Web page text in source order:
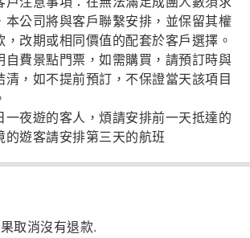
本公司將與客戶聯繫安排，並保留其權
，改期或相同價值的配套於客戶選擇。
自費景點門票，如需購買，請預訂時與
清，如不提前預訂，不保證當天該項目
一夜遊的客人，煩請安排前一天抵達的
的遊客請安排第三天的航班
取消沒有退款.